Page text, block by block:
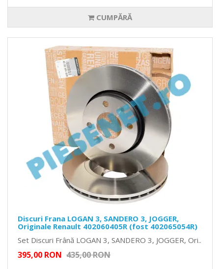
CUMPĂRĂ
Discuri Frana LOGAN 3, SANDERO 3, JOGGER,
Originale Renault 402060405R (fost 402065054R)
Set Discuri Frână LOGAN 3, SANDERO 3, JOGGER, Ori..
395,00 RON 435,00 RON